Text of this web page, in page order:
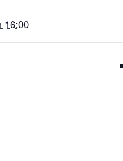
16:00